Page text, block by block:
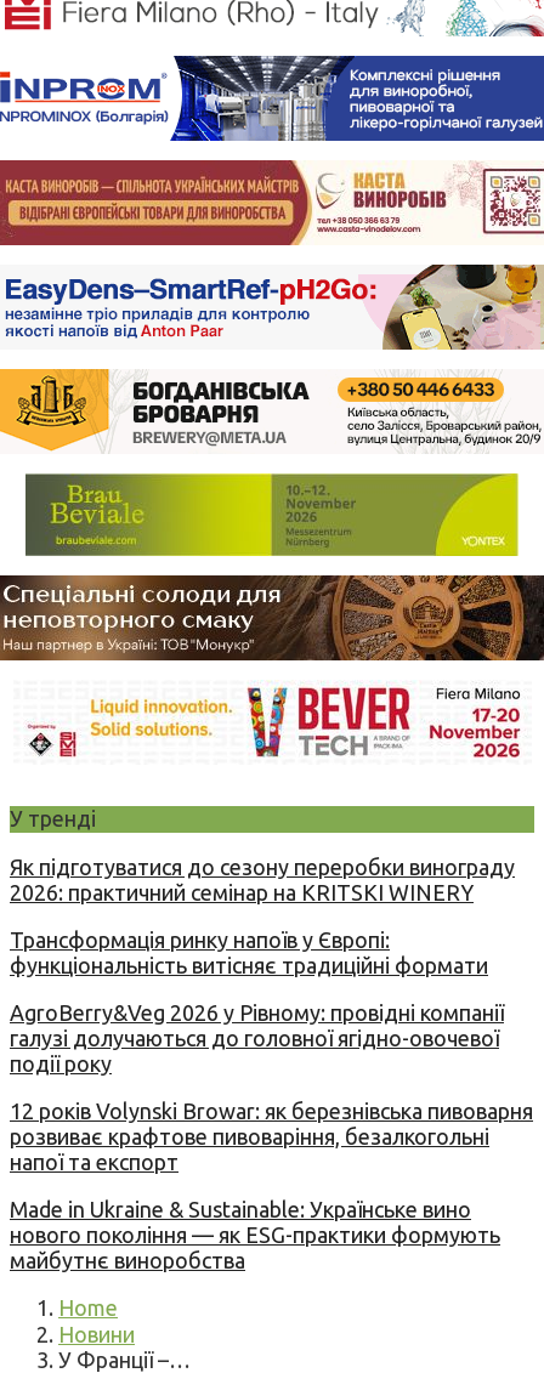
У тренді
Як підготуватися до сезону переробки винограду
2026: практичний семінар на KRITSKI WINERY
Трансформація ринку напоїв у Європі:
функціональність витісняє традиційні формати
AgroBerry&Veg 2026 у Рівному: провідні компанії
галузі долучаються до головної ягідно-овочевої
події року
12 років Volynski Browar: як березнівська пивоварня
розвиває крафтове пивоваріння, безалкогольні
напої та експорт
Made in Ukraine & Sustainable: Українське вино
нового покоління — як ESG-практики формують
майбутнє виноробства
Home
Новини
У Франції –…